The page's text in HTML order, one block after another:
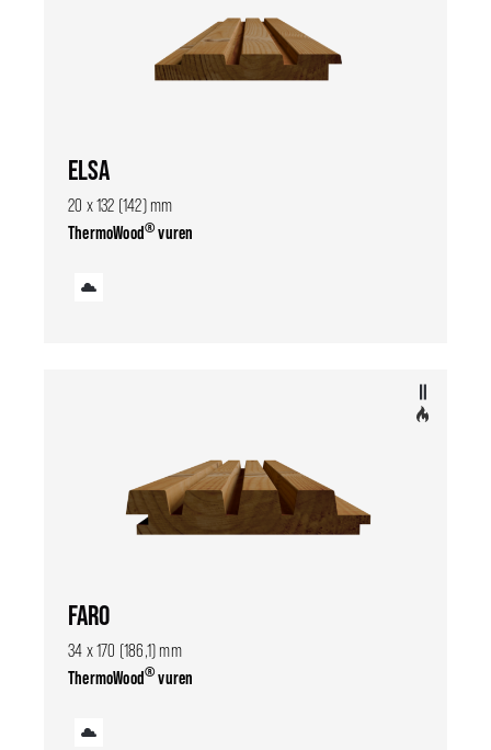
ELSA
20 x 132 (142) mm
ThermoWood®vuren
FARO
34 x 170 (186,1) mm
ThermoWood®vuren